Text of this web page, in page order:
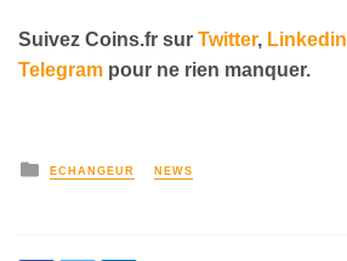
Suivez Coins.fr sur Twitter, Linkedin
Telegram pour ne rien manquer.
ECHANGEUR NEWS